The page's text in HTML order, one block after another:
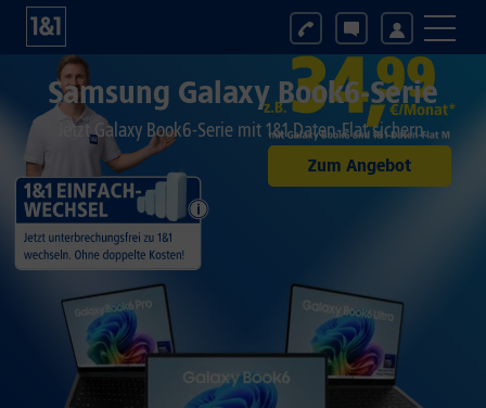
Zum Angebot
Samsung Galaxy Book6-Serie
Jetzt Galaxy Book6-Serie mit 1&1 Daten-Flat sichern.